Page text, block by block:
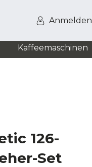
Anmelden
Kaffeemaschinen
126-
Set